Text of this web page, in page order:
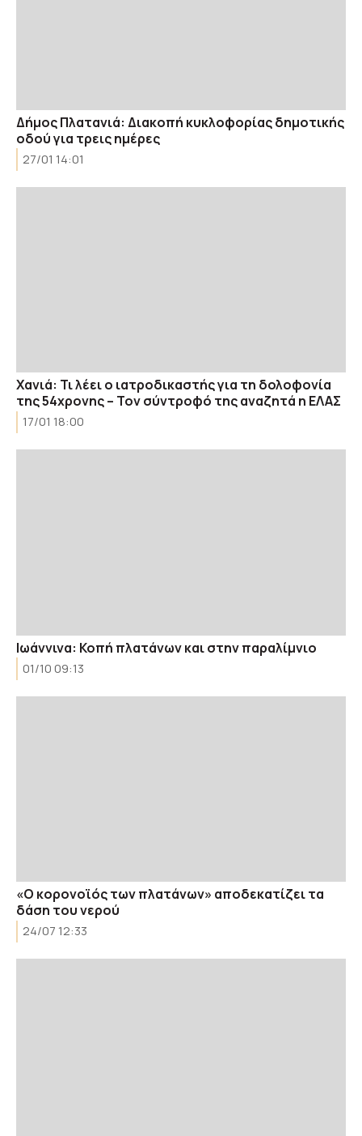
Δήμος Πλατανιά: Διακοπή κυκλοφορίας δημοτικής
οδού για τρεις ημέρες
27/01 14:01
Χανιά: Τι λέει ο ιατροδικαστής για τη δολοφονία
της 54χρονης – Τον σύντροφό της αναζητά η ΕΛΑΣ
17/01 18:00
Ιωάννινα: Κοπή πλατάνων και στην παραλίμνιο
01/10 09:13
«Ο κορονοϊός των πλατάνων» αποδεκατίζει τα
δάση του νερού
24/07 12:33